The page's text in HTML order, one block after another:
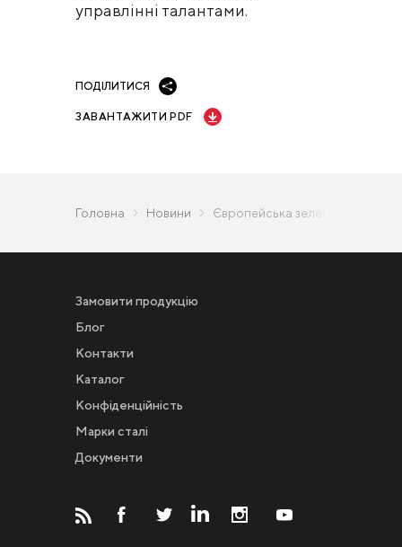
управлінні талантами.
ПОДІЛИТИСЯ
ЗАВАНТАЖИТИ PDF
Головна Новини Європейська зелена угода: чи
Замовити продукцію
Блог
Контакти
Каталог
Конфіденційність
Марки сталі
Документи
Новости
Инвесторам